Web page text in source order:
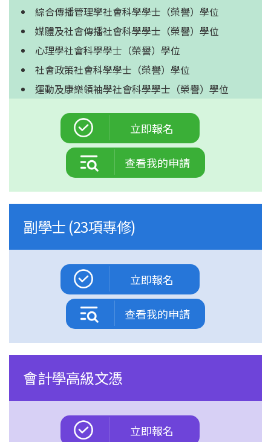
綜合傳播管理學社會科學學士 （榮譽）學位
媒體及社會傳播社會科學學士 （榮譽）學位
心理學社會科學學士 （榮譽）學位
社會政策社會科學學士 （榮譽）學位
運動及康樂領袖學社會科學學士 （榮譽）學位
立即報名
查看我的申請
副學士 (23項專修)
立即報名
查看我的申請
會計學高級文憑
立即報名